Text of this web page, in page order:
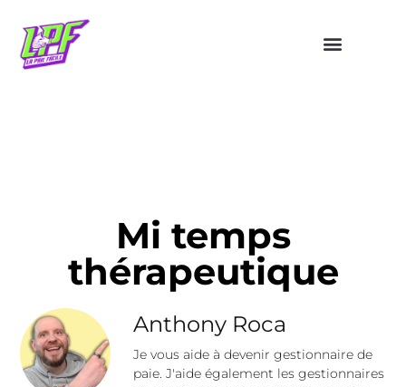
Mi temps
thérapeutique
Anthony Roca
Je vous aide à devenir gestionnaire de
paie. J'aide également les gestionnaires